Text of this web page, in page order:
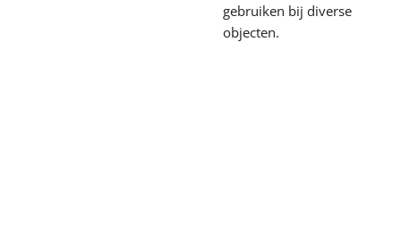
gebruiken bij diverse
objecten.